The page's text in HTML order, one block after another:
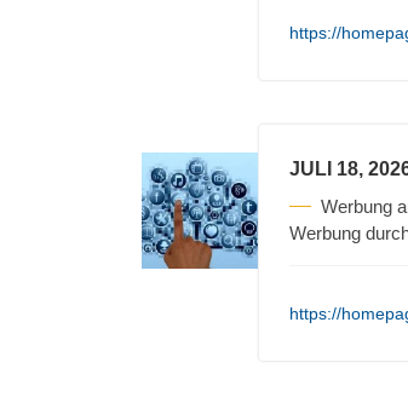
https://
JULI 18,
Werbung
Werbung
https://